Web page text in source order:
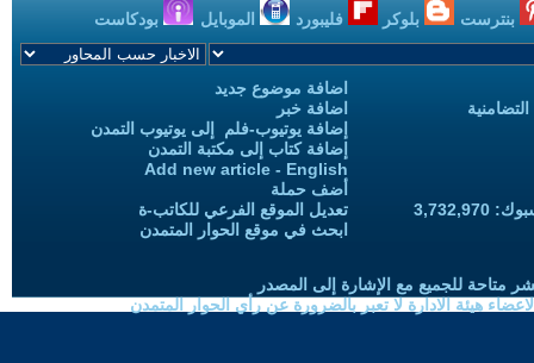
بنترست بلوكر فليبورد الموبايل بودكاست
اضافة موضوع جديد
اضافة خبر
إضافة يوتيوب-فلم إلى يوتيوب التمدن
إضافة كتاب إلى مكتبة التمدن
Add new article - English
أضف حملة
تعديل الموقع الفرعي للكاتب-ة
ابحث في موقع الحوار المتمدن
متاحة للجميع مع الإشارة إلى المصدر
هيئة الادارة لا تعبر بالضرورة عن رأي الحوار المتمدن